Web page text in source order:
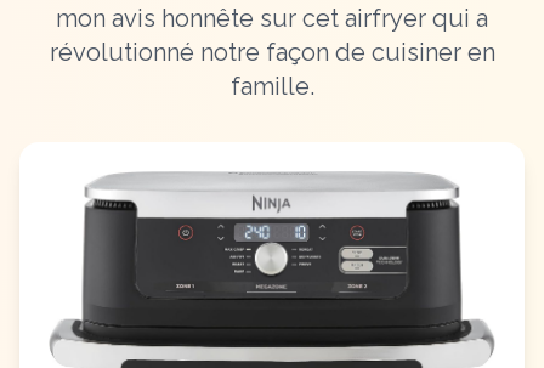
mon avis honnête sur cet airfryer qui a
révolutionné notre façon de cuisiner en
famille.